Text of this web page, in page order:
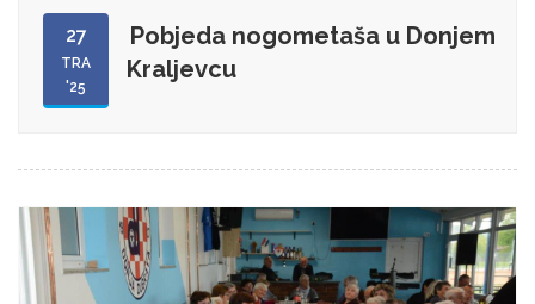
27
TRA
'25
Pobjeda nogometaša u Donjem
Kraljevcu